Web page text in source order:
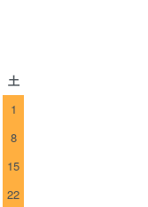
土
1
8
15
22